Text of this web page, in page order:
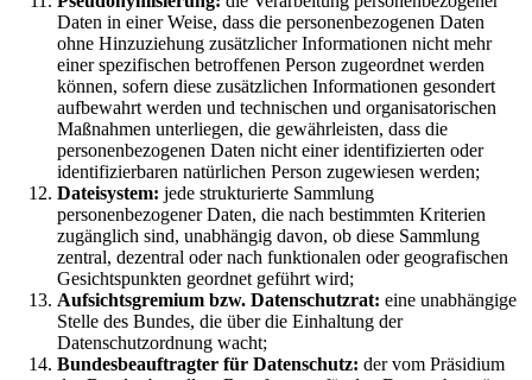
Daten in einer Weise, dass die personenbezogenen Daten
ohne Hinzuziehung zusätzlicher Informationen nicht mehr
einer spezifischen betroffenen Person zugeordnet werden
können, sofern diese zusätzlichen Informationen gesondert
aufbewahrt werden und technischen und organisatorischen
Maßnahmen unterliegen, die gewährleisten, dass die
personenbezogenen Daten nicht einer identifizierten oder
identifizierbaren natürlichen Person zugewiesen werden;
Dateisystem: jede strukturierte Sammlung
personenbezogener Daten, die nach bestimmten Kriterien
zugänglich sind, unabhängig davon, ob diese Sammlung
zentral, dezentral oder nach funktionalen oder geografischen
Gesichtspunkten geordnet geführt wird;
Aufsichtsgremium bzw. Datenschutzrat: eine unabhängige
Stelle des Bundes, die über die Einhaltung der
Datenschutzordnung wacht;
Bundesbeauftragter für Datenschutz: der vom Präsidium